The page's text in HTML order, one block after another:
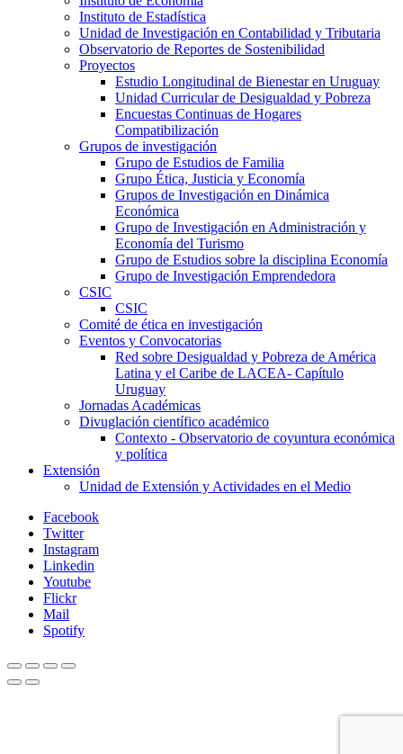
Instituto de Estadística
Unidad de Investigación en Contabilidad y Tributaria
Observatorio de Reportes de Sostenibilidad
Proyectos
Estudio Longitudinal de Bienestar en Uruguay
Unidad Curricular de Desigualdad y Pobreza
Encuestas Continuas de Hogares
Compatibilización
Grupos de investigación
Grupo de Estudios de Familia
Grupo Ética, Justicia y Economía
Grupos de Investigación en Dinámica
Económica
Grupo de Investigación en Administración y
Economía del Turismo
Grupo de Estudios sobre la disciplina Economía
Grupo de Investigación Emprendedora
CSIC
CSIC
Comité de ética en investigación
Eventos y Convocatorias
Red sobre Desigualdad y Pobreza de América
Latina y el Caribe de LACEA- Capítulo
Uruguay
Jornadas Académicas
Divuglación científico académico
Contexto - Observatorio de coyuntura económica
y política
Extensión
Unidad de Extensión y Actividades en el Medio
Facebook
Twitter
Instagram
Linkedin
Youtube
Flickr
Mail
Spotify